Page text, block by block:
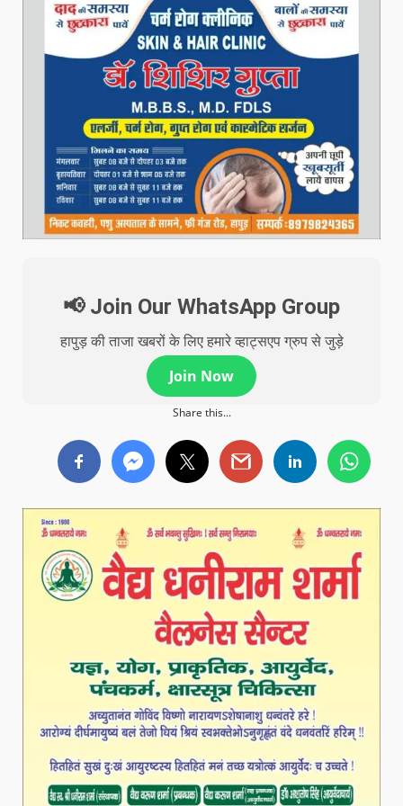
📢 Join Our WhatsApp Group
हापुड़ की ताजा खबरों के लिए हमारे व्हाट्सएप ग्रुप से जुड़े
Join Now
Share this...